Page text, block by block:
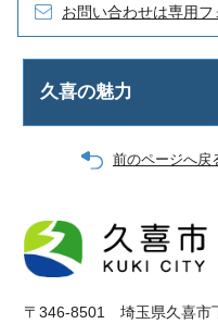
お問い合わせは専用フ
久喜の魅力
前のページへ戻
〒346-8501 埼玉県久喜市